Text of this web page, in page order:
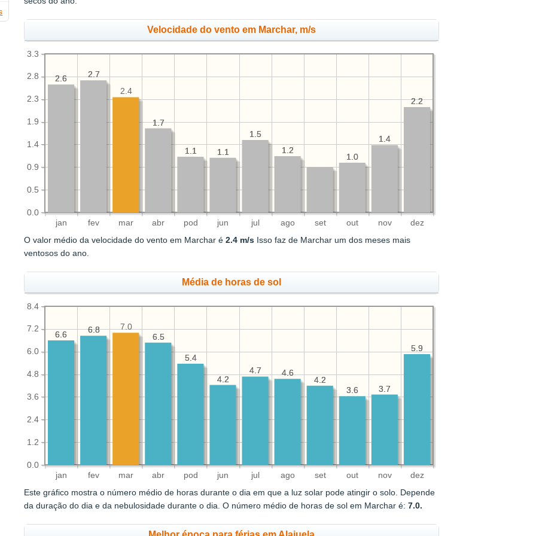
Velocidade do vento em Marchar, m/s
jan fev mar abr pod jun jul ago set out nov dez
0.0
0.5
0.9
1.4
1.9
2.3
2.8
3.3
2.2
1.4
1.0
1.2
1.5
1.1
1.1
1.7
2.7
2.6
2.2
1.4
1.0
1.2
1.5
1.1
1.1
1.7
2.4
2.7
2.6
O valor médio da velocidade do vento em Marchar é2.4 m/s Isso faz de Marchar um dos meses mais
ventosos do ano.
Média de horas de sol
jan fev mar abr pod jun jul ago set out nov dez
0.0
1.2
2.4
3.6
4.8
6.0
7.2
8.4
5.9
3.7
3.6
4.2
4.6
4.7
4.2
5.4
6.5
6.8
6.6
5.9
3.7
3.6
4.2
4.6
4.7
4.2
5.4
6.5
7.0
6.8
6.6
Este gráfico mostra o número médio de horas durante o dia em que a luz solar pode atingir o solo. Depende
da duração do dia e da nebulosidade durante o dia. O número médio de horas de sol em Marchar é:7.0.